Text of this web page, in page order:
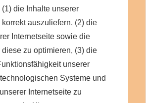
(1) die Inhalte unserer
korrekt auszuliefern, (2) die
Internetseite sowie die
zu optimieren, (3) die
unserer
Systeme und
Internetseite zu